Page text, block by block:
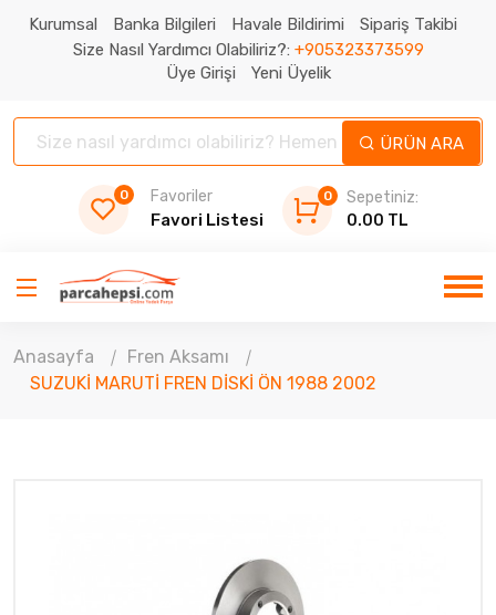
Kurumsal Banka Bilgileri Havale Bildirimi
Sipariş Takibi
Size Nasıl Yardımcı Olabiliriz?: +905323373599
Üye Girişi
Yeni Üyelik
ÜRÜN ARA
0 Favoriler
Favori Listesi
0
Sepetiniz:
0.00 TL
Anasayfa
Fren Aksamı
SUZUKİ MARUTİ FREN DİSKİ ÖN 1988 2002